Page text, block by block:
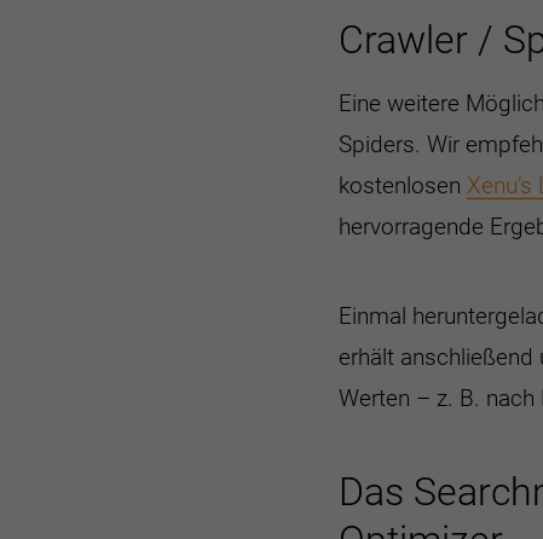
Crawler /
Eine weitere
Spiders. Wir
kostenlosen
hervorragende
Einmal
erhält anschließend
Werten – z. B.
Das